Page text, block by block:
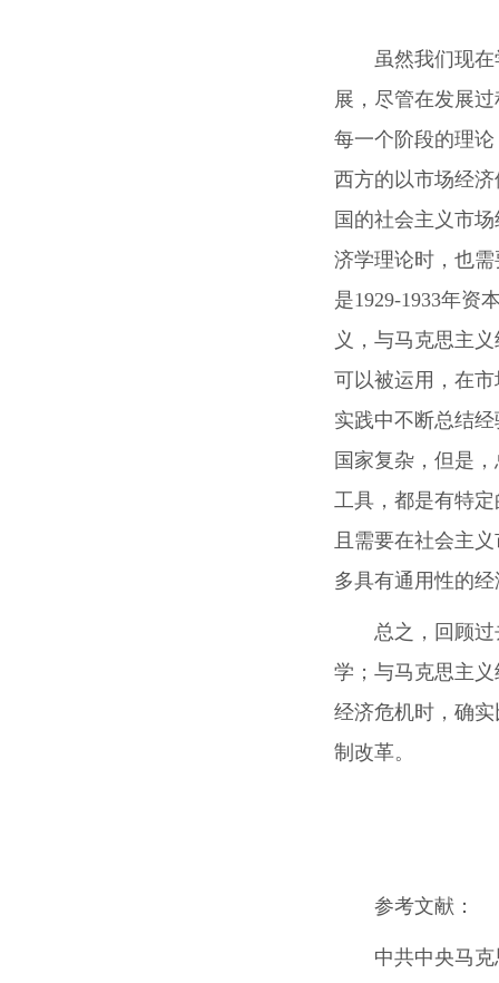
虽然我们现
展，尽管在发展
每一个阶段的理
西方的以市场经
国的社会主义市
济学理论时，也
是1929-1933年资
义，与马克思主
可以被运用，在
实践中不断总结
国家复杂，但是
工具，都是有特
且需要在社会主
多具有通用性的
总之，回顾
学；与马克思主
经济危机时，确
制改革。
参考文献：
中共中央马